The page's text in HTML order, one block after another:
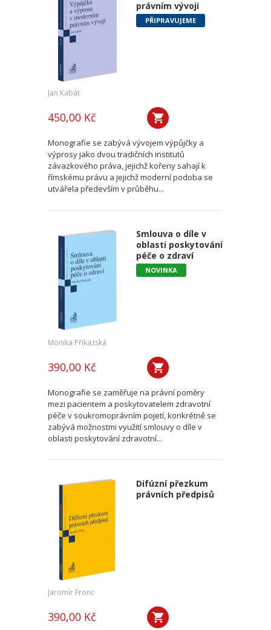
právním vývoji
PŘIPRAVUJEME
Jan Kabát
450,00 Kč
Monografie se zabývá vývojem výpůjčky a
výprosy jako dvou tradičních institutů
závazkového práva, jejichž kořeny sahají k
římskému právu a jejichž moderní podoba se
utvářela především v průběhu...
Smlouva o díle v
oblasti poskytování
péče o zdraví
NOVINKA
Monika Příkazská
390,00 Kč
Monografie se zaměřuje na právní poměry
mezi pacientem a poskytovatelem zdravotní
péče v soukromoprávním pojetí, konkrétně se
zabývá možnostmi využití smlouvy o díle v
oblasti poskytování zdravotní...
Difúzní přezkum
právních předpisů
Jaromír Fronc
390,00 Kč